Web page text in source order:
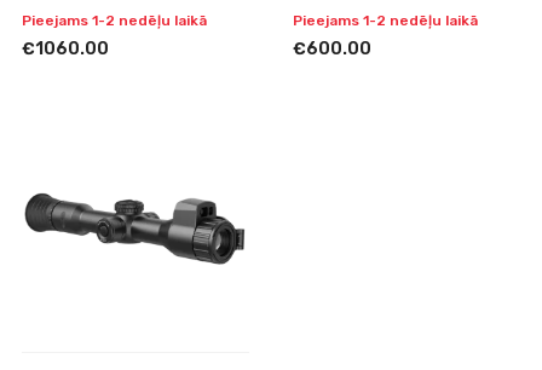
Pieejams 1-2 nedēļu laikā
€1060.00
Pieejams 1-2 nedēļu laikā
€600.00